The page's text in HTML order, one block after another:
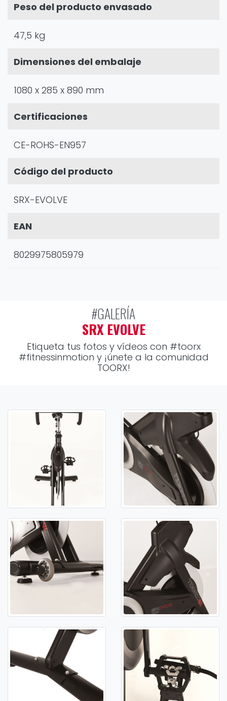
Peso del producto envasado
47,5 kg
Dimensiones del embalaje
1080 x 285 x 890 mm
Certificaciones
CE-ROHS-EN957
Código del producto
SRX-EVOLVE
EAN
8029975805979
#GALERÍA
SRX EVOLVE
Etiqueta tus fotos y vídeos con #toorx
#fitnessinmotion y ¡únete a la comunidad
TOORX!